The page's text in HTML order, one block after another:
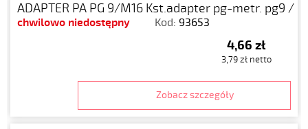
ADAPTER PA PG 9/M16 Kst.adapter pg-metr. pg9 / m
chwilowo niedostępny Kod: 93653
4,66 zł
3,79 zł netto
Zobacz szczegóły